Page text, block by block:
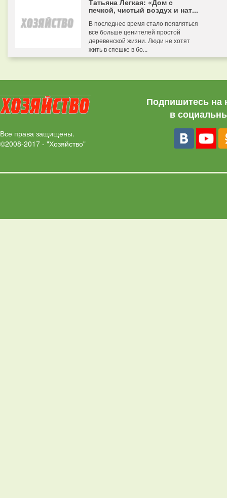
Татьяна Легкая: «Дом с
печкой, чистый воздух и нат...
В последнее время стало появляться
все больше ценителей простой
деревенской жизни. Люди не хотят
жить в спешке в бо...
Все права защищены.
©2008-2017 - "Хозяйство"
Подпишитесь на
в